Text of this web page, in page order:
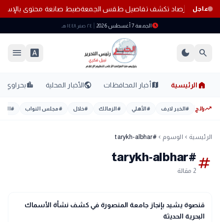
عاجل
المناطق.. الأرصاد تكشف تفاصيل طقس الجمعةضبط صانعة محتوى
scheduleالجمعة 7 أغسطس 2026 ٢٤ صفر ١٤٤٨ هـ
search
dark_mode
font_download
menu
home الرئيسية mapأخبار المحافظات publicالأخبار المحلية location_cityبحراوي
trending_upرائج #الخبر لايف #الأهلي #الزمالك #خلال #مجلس النواب #
الرئيسية chevron_left الوسوم chevron_left
#tarykh-albhar
tag
#tarykh-albhar
2 مقالة
school
مدارس وجامعات
قنصوة يشيد بإنجاز جامعة المنصورة في كشف نشأة الأسماك
البحرية الحديثة